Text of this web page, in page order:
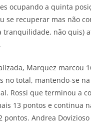
ocupando a quinta
se recuperar mas não
tranquilidade, não quis)
Marquez marcou
no total, mantendo-se
Rossi que terminou a
13 pontos e continua
pontos. Andrea Dovizioso